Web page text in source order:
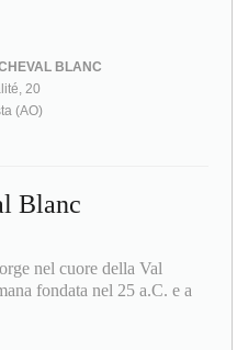
BLANC
20
(AO)
Blanc
nel cuore della Val
fondata nel 25 a.C. e a